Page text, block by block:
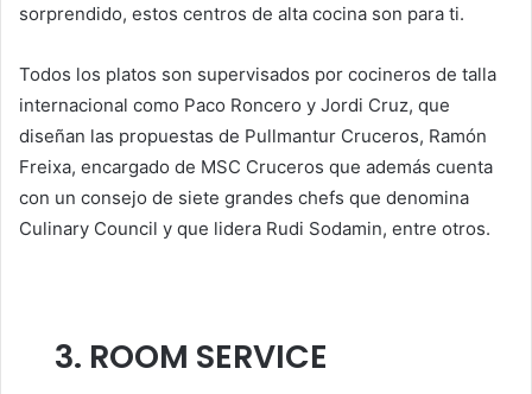
sorprendido, estos centros de alta cocina son para ti.
Todos los platos son supervisados por cocineros de talla
internacional como Paco Roncero y Jordi Cruz, que
diseñan las propuestas de Pullmantur Cruceros, Ramón
Freixa, encargado de MSC Cruceros que además cuenta
con un consejo de siete grandes chefs que denomina
Culinary Council y que lidera Rudi Sodamin, entre otros.
3. ROOM SERVICE